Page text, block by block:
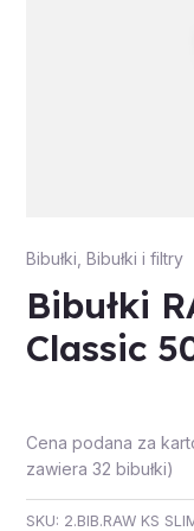
Bibułki Bibułki i filtry
Bibułki
Classic
Cena podana za
zawiera 32 bibułki)
SKU: 2.BIB.RAW KS